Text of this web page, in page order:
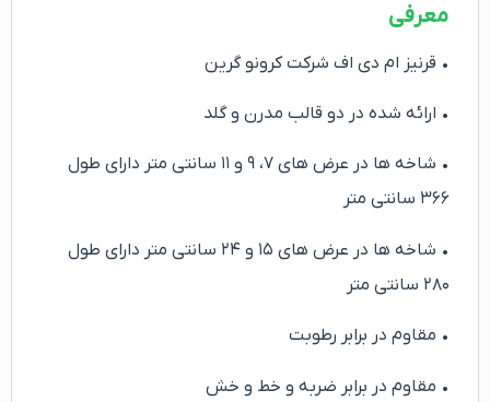
معرفی
• قرنیز ام دی اف شرکت کرونو گرین
• ارائه شده در دو قالب مدرن و گلد
• شاخه ها در عرض های ۷، ۹ و ۱۱ سانتی متر دارای طول
۳۶۶ سانتی متر
• شاخه ها در عرض های ۱۵ و ۲۴ سانتی متر دارای طول
۲۸۰ سانتی متر
• مقاوم در برابر رطوبت
• مقاوم در برابر ضربه و خط و خش